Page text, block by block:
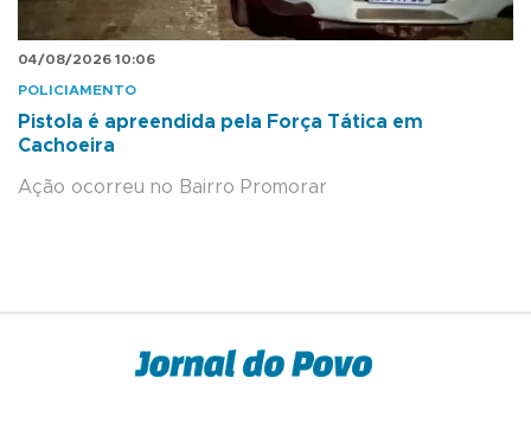
04/08/2026 10:06
POLICIAMENTO
Pistola é apreendida pela Força Tática em
Cachoeira
Ação ocorreu no Bairro Promorar